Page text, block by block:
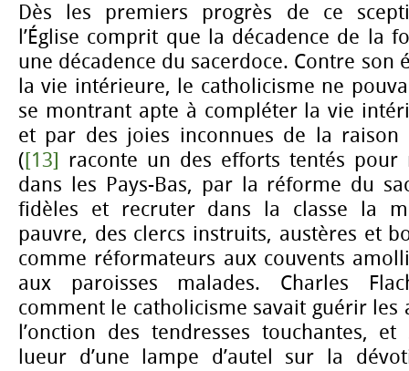
Dès les premiers progrès de ce
l’Église comprit que la décadence de la
une décadence du sacerdoce. Contre son
la vie intérieure, le catholicisme ne
se montrant apte à compléter la vie
et par des joies inconnues de la raison
([13] raconte un des efforts tentés pour
dans les Pays-Bas, par la réforme du
fidèles et recruter dans la classe la
pauvre, des clercs instruits, austères et
comme réformateurs aux couvents
aux paroisses malades. Charles
comment le catholicisme savait guérir
l’onction des tendresses touchantes,
lueur d’une lampe d’autel sur la